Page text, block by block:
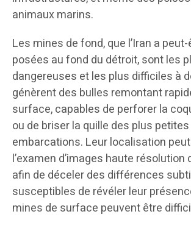
animaux marins.
Les mines de fond, que l’Iran a
posées au fond du détroit, sont les
dangereuses et les plus difficiles à
génèrent des bulles remontant
surface, capables de perforer la
ou de briser la quille des plus petites
embarcations. Leur localisation
l’examen d’images haute résolution
afin de déceler des différences
susceptibles de révéler leur
mines de surface peuvent être